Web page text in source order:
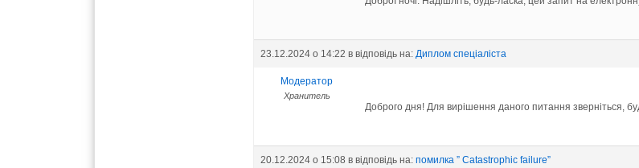
23.12.2024 о 14:22 в відповідь на: Диплом спеціаліста
Модератор
Хранитель
Доброго дня! Для вирішення даного питання зверніться,
20.12.2024 о 15:08 в відповідь на: помилка ” Catastrophic failure”